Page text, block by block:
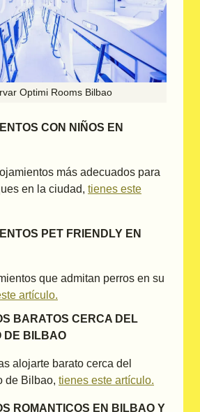
Optimi Rooms Bilbao
CON NIÑOS EN
más adecuados para
en la ciudad, tienes este
PET FRIENDLY EN
que admitan perros en su
artículo.
BARATOS CERCA DEL
DE BILBAO
alojarte barato cerca del
de Bilbao, tienes este artículo.
ROMANTICOS EN BILBAO Y